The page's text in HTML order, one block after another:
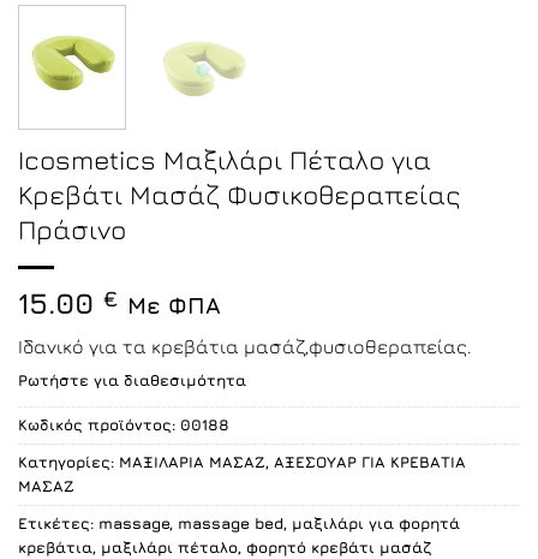
Icosmetics Μαξιλάρι Πέταλο για
Κρεβάτι Μασάζ Φυσικοθεραπείας
Πράσινο
15.00 € Με ΦΠΑ
Ιδανικό για τα κρεβάτια μασάζ,φυσιοθεραπείας.
Ρωτήστε για διαθεσιμότητα
Κωδικός προϊόντος: 00188
Κατηγορίες: ΜΑΞΙΛΑΡΙΑ ΜΑΣΑΖ, ΑΞΕΣΟΥΑΡ ΓΙΑ ΚΡΕΒΑΤΙΑ
ΜΑΣΑΖ
Ετικέτες: massage, massage bed, μαξιλάρι για φορητά
κρεβάτια, μαξιλάρι πέταλο, φορητό κρεβάτι μασάζ